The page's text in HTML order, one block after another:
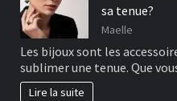
sa tenue?
Maelle
Les bijoux sont les
sublimer une tenue. Que
Lire la suite